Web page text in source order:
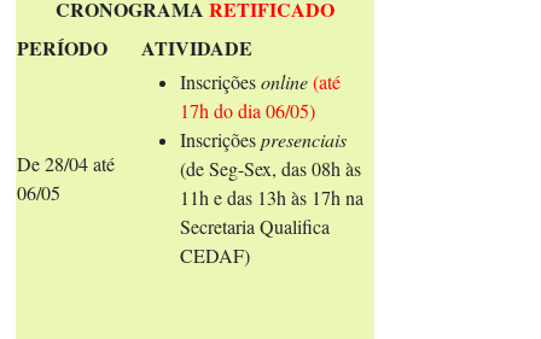
CRONOGRAMARETIFICADO
PERÍODO
ATIVIDADE
De28/04 até
06/05
Inscriçõesonline (até
17h do dia 06/05)
Inscriçõespresenciais
(de Seg-Sex, das 08h às
11h e das 13h às 17h na
Secretaria Qualifica
CEDAF)